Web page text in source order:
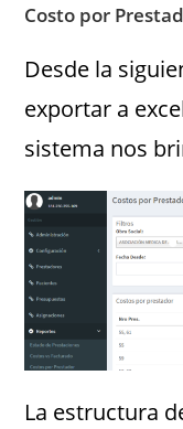
Costo por
Desde la
exportar a
sistema nos
La estructura